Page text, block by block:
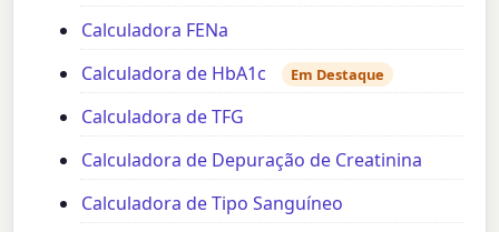
Calculadora FENa
Calculadora de HbA1c
Em Destaque
Calculadora de TFG
Calculadora de Depuração de Creatinina
Calculadora de Tipo Sanguíneo